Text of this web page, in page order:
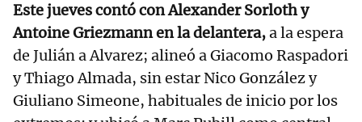
Este jueves contó con Alexander Sorloth y
Antoine Griezmann en la delantera,a la espera
de Julián a Alvarez; alineó a Giacomo Raspadori
y Thiago Almada, sin estar Nico González y
Giuliano Simeone, habituales de inicio por los